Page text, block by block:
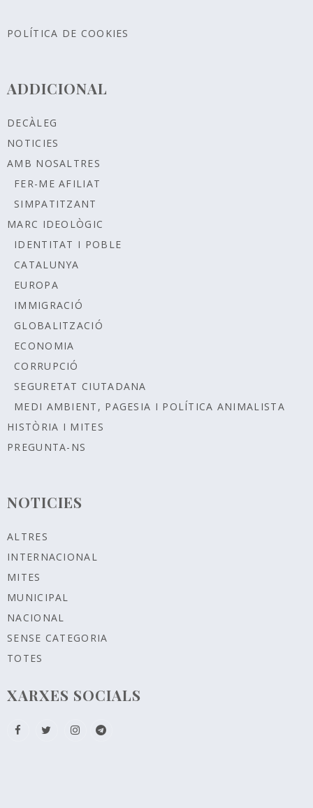
POLÍTICA DE COOKIES
ADDICIONAL
DECÀLEG
NOTICIES
AMB NOSALTRES
FER-ME AFILIAT
SIMPATITZANT
MARC IDEOLÒGIC
IDENTITAT I POBLE
CATALUNYA
EUROPA
IMMIGRACIÓ
GLOBALITZACIÓ
ECONOMIA
CORRUPCIÓ
SEGURETAT CIUTADANA
MEDI AMBIENT, PAGESIA I POLÍTICA ANIMALISTA
HISTÒRIA I MITES
PREGUNTA-NS
NOTICIES
ALTRES
INTERNACIONAL
MITES
MUNICIPAL
NACIONAL
SENSE CATEGORIA
TOTES
XARXES SOCIALS